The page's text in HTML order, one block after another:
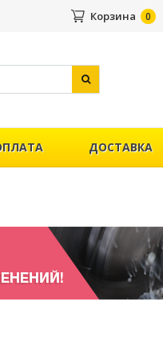
Корзина 0
ДОСТАВКА